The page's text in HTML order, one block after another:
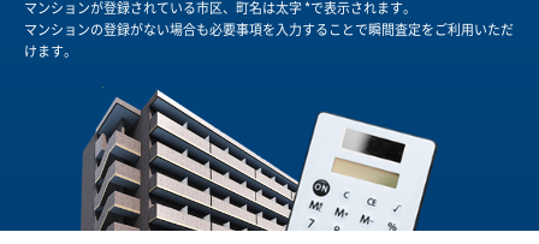
マンションが登録されている市区、町名は太字 *で表示されます。
マンションの登録がない場合も必要事項を入力することで瞬間査定をご利用いただ
けます。